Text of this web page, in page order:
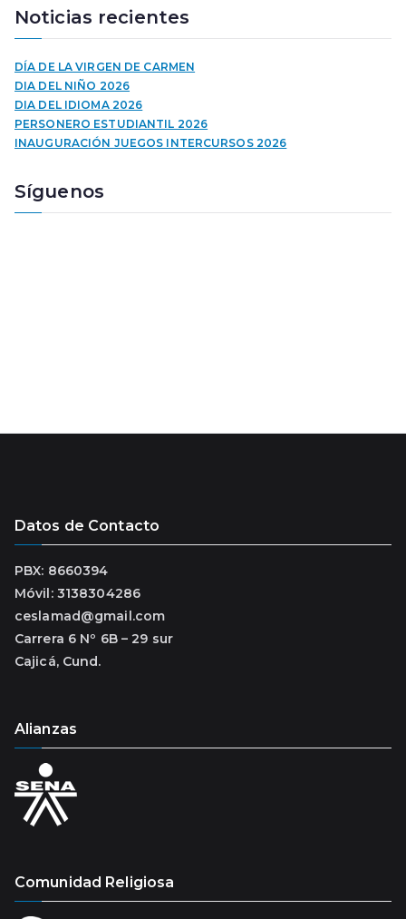
r
o
u
c
t
o
r
a
u
Noticias recientes
DÍA DE LA VIRGEN DE CARMEN
DIA DEL NIÑO 2026
DIA DEL IDIOMA 2026
PERSONERO ESTUDIANTIL 2026
INAUGURACIÓN JUEGOS INTERCURSOS 2026
Síguenos
Datos de Contacto
PBX: 8660394
Móvil: 3138304286
ceslamad@gmail.com
Carrera 6 Nº 6B – 29 sur
Cajicá, Cund.
Alianzas
Comunidad Religiosa